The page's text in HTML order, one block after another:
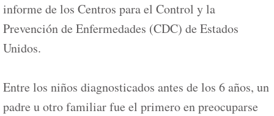
informe de los Centros para el Control y la
Prevención de Enfermedades (CDC) de Estados
Unidos.
Entre los niños diagnosticados antes de los 6 años, un
padre u otro familiar fue el primero en preocuparse